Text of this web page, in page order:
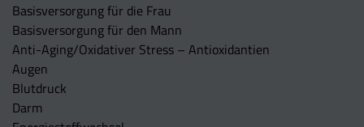
Basisversorgung für die Frau
Basisversorgung für den Mann
Anti-Aging/Oxidativer Stress – Antioxidantien
Augen
Blutdruck
Darm